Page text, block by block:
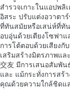
สำรวจเกาะในแอปพลิ
อิสระ ปรับแต่งอวาต
ที่ทันสมัยหรือเสน่ห์ที่ทั
อบอุ่นด้วยเตียงโซฟาแ
การโต้ตอบด้วยเสียงกั
เสริมสร้างมิตรภาพแล
交友 มีการเสนอสัมพั
และ แม้กระทั่งการสร้
คุณด้วยความใกล้ชิดแ